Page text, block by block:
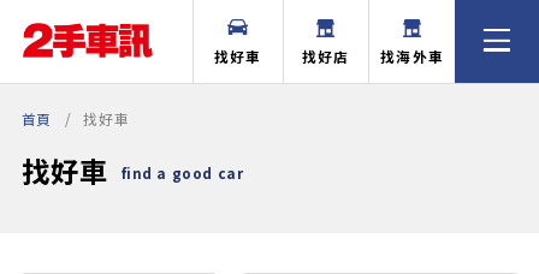
找好車 找好店 找海外車
首頁 找好車
找好車 find a good car